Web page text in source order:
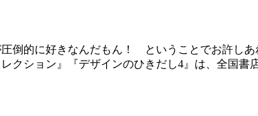
倒的に好きなんだもん！ ということでお許しあ
クション』『デザインのひきだし4』は、全国書